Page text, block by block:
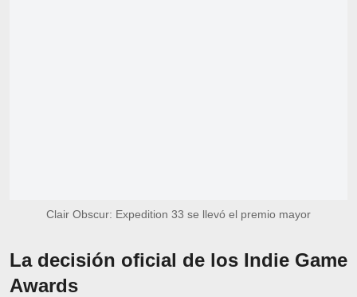
Clair Obscur: Expedition 33 se llevó el premio mayor
La decisión oficial de los Indie Game
Awards